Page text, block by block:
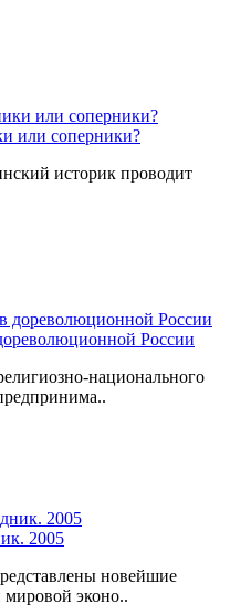
или соперники?
историк проводит
России
национального
2005
новейшие
мировой эконо..